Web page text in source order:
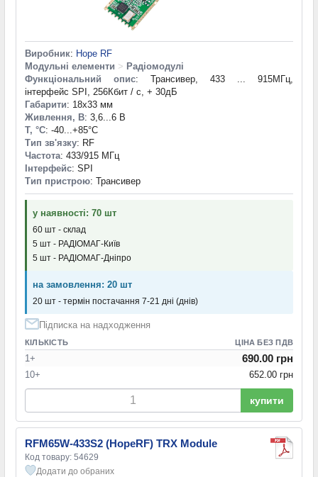
Виробник: Hope RF
Модульні елементи > Радіомодулі
Функціональний опис: Трансивер, 433 ... 915МГц,
інтерфейс SPI, 256Кбит / с, + 30дБ
Габарити: 18x33 мм
Живлення, В: 3,6...6 В
T, °С: -40...+85°С
Тип зв'язку: RF
Частота: 433/915 МГц
Інтерфейс: SPI
Тип пристрою: Трансивер
у наявності: 70 шт
60 шт - склад
5 шт - РАДІОМАГ-Київ
5 шт - РАДІОМАГ-Дніпро
на замовлення: 20 шт
20 шт - термін постачання 7-21 дні (днів)
Підписка на надходження
КІЛЬКІСТЬ ЦІНА БЕЗ ПДВ
1+ 690.00 грн
10+ 652.00 грн
купити
RFM65W-433S2 (HopeRF) TRX Module
Код товару: 54629
Додати до обраних